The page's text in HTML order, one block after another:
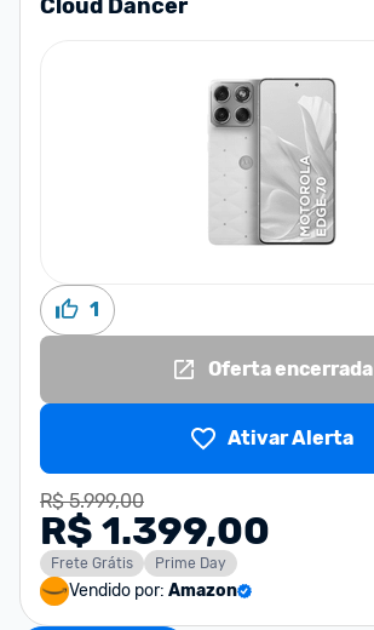
Cloud Dancer
1
Oferta encerrada
Ativar Alerta
R$ 5.999,00
R$ 1.399,00
Frete Grátis Prime Day
Vendido por: Amazon